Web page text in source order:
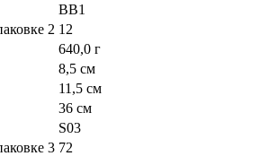
BB1
2 12
640,0 г
8,5 см
11,5 см
36 см
S03
3 72